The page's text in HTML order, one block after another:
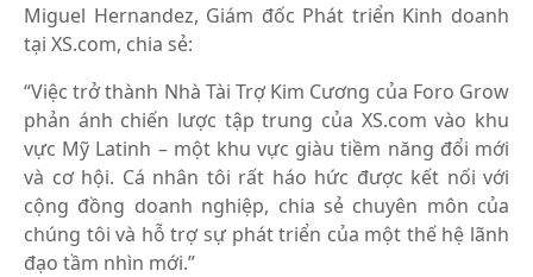
Miguel Hernandez, Giám đốc Phát triển Kinh doanh
tại XS.com, chia sẻ:
“Việc trở thành Nhà Tài Trợ Kim Cương của Foro Grow
phản ánh chiến lược tập trung của XS.com vào khu
vực Mỹ Latinh – một khu vực giàu tiềm năng đổi mới
và cơ hội. Cá nhân tôi rất háo hức được kết nối với
cộng đồng doanh nghiệp, chia sẻ chuyên môn của
chúng tôi và hỗ trợ sự phát triển của một thế hệ lãnh
đạo tầm nhìn mới.”